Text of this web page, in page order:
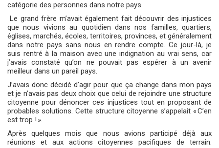
catégorie des personnes dans notre pays.
Le grand frère m’avait également fait découvrir des injustices
que nous vivions au quotidien dans nos familles, quartiers,
églises, marchés, écoles, territoires, provinces, et généralement
dans notre pays sans nous en rendre compte. Ce jour-là, je
suis rentré à la maison avec une indignation au vrai sens, car
j’avais constaté qu’on ne pouvait pas espérer à un avenir
meilleur dans un pareil pays.
J’avais donc décidé d’agir pour que ça change dans mon pays
et je n’avais pas deux choix que celui de rejoindre une structure
citoyenne pour dénoncer ces injustices tout en proposant de
probables solutions. Cette structure citoyenne s’appelait « C’en
est trop ! ».
Après quelques mois que nous avions participé déjà aux
réunions et aux actions citoyennes pacifiques de terrain.